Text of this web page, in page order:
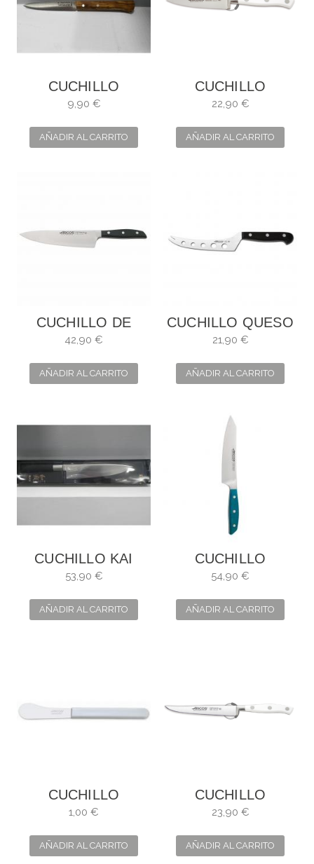
CUCHILLO
PATATERO ACERO
TARAMUNDI
9,90 €
AÑADIR AL CARRITO
CUCHILLO
MONDADOR.
22,90 €
AÑADIR AL CARRITO
CUCHILLO DE
COCINERO
HOJA: 21 CM
42,90 €
AÑADIR AL CARRITO
CUCHILLO QUESO
ARCOS
21,90 €
AÑADIR AL CARRITO
CUCHILLO KAI
WASABI
53,90 €
AÑADIR AL CARRITO
CUCHILLO
BROOKLYN
SANTOKU ARCOS
54,90 €
AÑADIR AL CARRITO
CUCHILLO
MANTEQUILLA
1,00 €
AÑADIR AL CARRITO
CUCHILLO
CHULETERO
23,90 €
AÑADIR AL CARRITO